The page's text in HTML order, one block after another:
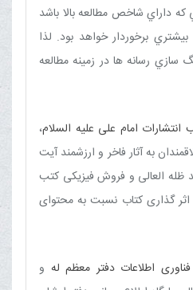
كه داراي شاخص مطالعه بالا باشد
برخوردار خواهد بود. لذا
سازي رسانه ها در زمينه مطالعه
انتشارات امام علی علیه السلام،
به آثار فاخر و ارزشمند آیت
ظله العالی و فروش فیزیکی کتب
اثر گذاری کتاب نسبت به محتوای
فناوری اطلاعات دفتر معظم له و